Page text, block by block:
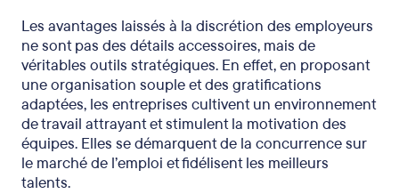
Les avantages laissés à la discrétion des employeurs
ne sont pas des détails accessoires, mais de
véritables outils stratégiques. En effet, en proposant
une organisation souple et des gratifications
adaptées, les entreprises cultivent un environnement
de travail attrayant et stimulent la motivation des
équipes. Elles se démarquent de la concurrence sur
le marché de l’emploi et fidélisent les meilleurs
talents.